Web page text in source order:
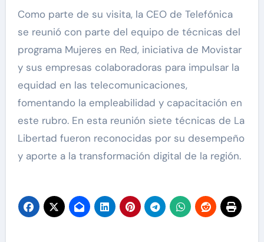
Como parte de su visita, la CEO de Telefónica
se reunió con parte del equipo de técnicas del
programa Mujeres en Red, iniciativa de Movistar
y sus empresas colaboradoras para impulsar la
equidad en las telecomunicaciones,
fomentando la empleabilidad y capacitación en
este rubro. En esta reunión siete técnicas de La
Libertad fueron reconocidas por su desempeño
y aporte a la transformación digital de la región.